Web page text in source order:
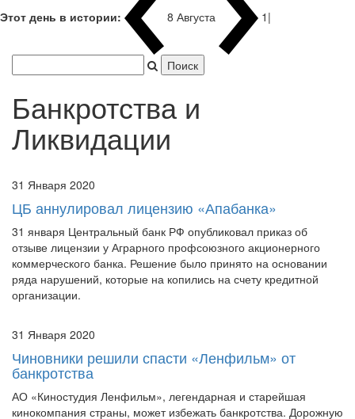
Этот день в истории: 8 Августа 1937 года
Банкротства и
Ликвидации
ЦБ аннулировал лицензию «Апабанка»
31 января Центральный банк РФ опубликовал приказ об
отзыве лицензии у Аграрного профсоюзного акционерного
коммерческого банка. Решение было принято на основании
ряда нарушений, которые на копились на счету кредитной
Чиновники решили спасти «Ленфильм» от
банкротства
АО «Киностудия Ленфильм», легендарная и старейшая